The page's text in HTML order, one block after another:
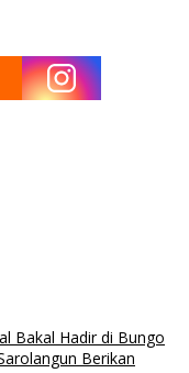
Bakal Hadir di Bungo
Berikan